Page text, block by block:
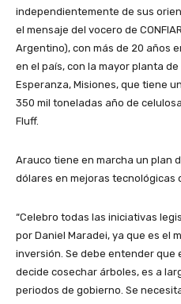
independientemente de sus
el mensaje del vocero de
Argentino), con más de 20 años
en el país, con la mayor planta
Esperanza, Misiones, que tiene
350 mil toneladas año de
Fluff.
Arauco tiene en marcha un plan
dólares en mejoras tecnológicas
“Celebro todas las iniciativas
por Daniel Maradei, ya que es el
inversión. Se debe entender
decide cosechar árboles, es a
periodos de gobierno. Se